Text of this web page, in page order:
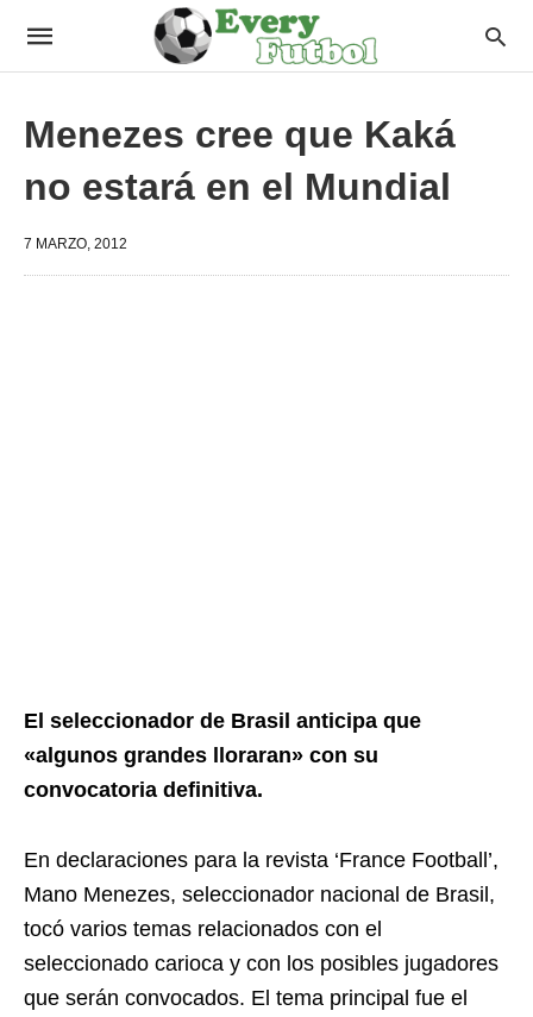
Menezes cree que Kaká
no estará en el Mundial
7 MARZO, 2012
El seleccionador de Brasil anticipa que
«algunos grandes lloraran» con su
convocatoria definitiva.
En declaraciones para la revista ‘France Football’,
Mano Menezes, seleccionador nacional de Brasil,
tocó varios temas relacionados con el
seleccionado carioca y con los posibles jugadores
que serán convocados. El tema principal fue el